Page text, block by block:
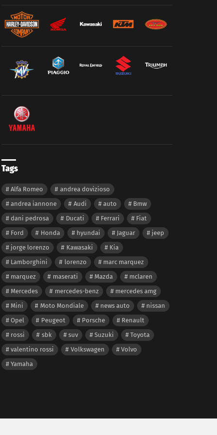
Tags
Alfa Romeo
andrea dovizioso
andrea iannone
Audi auto
Bmw
dani pedrosa
Ducati Ferrari
Fiat
Ford
Honda hyundai Jaguar
jeep
jorge lorenzo
Kawasaki
Kia
Lamborghini
lorenzo
marc marquez
marquez
maserati Mazda
mclaren
Mercedes
mercedes-benz
mercedes amg
Mini
Moto Mondiale news auto
nissan
Opel
Peugeot Porsche
Renault
rossi
sbk suv Suzuki
Toyota
valentino rossi
Volkswagen
Volvo
Yamaha